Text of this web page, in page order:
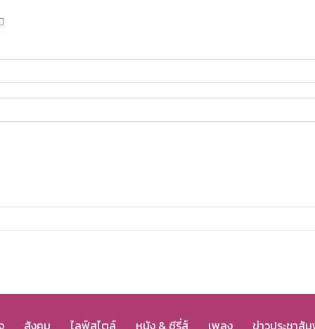
สังคม ไลฟ์สไตล์ หนัง & ซีรี่ส์ เพลง ข่าวประชาสั